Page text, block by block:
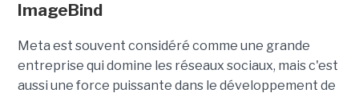
ImageBind
Meta est souvent considéré comme une grande
entreprise qui domine les réseaux sociaux, mais c'est
aussi une force puissante dans le développement de